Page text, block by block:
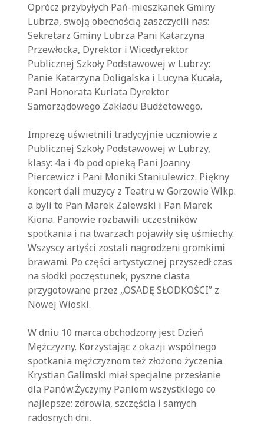
Oprócz przybyłych Pań-mieszkanek Gminy
Lubrza, swoją obecnością zaszczycili nas:
Sekretarz Gminy Lubrza Pani Katarzyna
Przewłocka, Dyrektor i Wicedyrektor
Publicznej Szkoły Podstawowej w Lubrzy:
Panie Katarzyna Doligalska i Lucyna Kucała,
Pani Honorata Kuriata Dyrektor
Samorządowego Zakładu Budżetowego.
Imprezę uświetnili tradycyjnie uczniowie z
Publicznej Szkoły Podstawowej w Lubrzy,
klasy: 4a i 4b pod opieką Pani Joanny
Piercewicz i Pani Moniki Staniulewicz. Piękny
koncert dali muzycy z Teatru w Gorzowie Wlkp.
a byli to Pan Marek Zalewski i Pan Marek
Kiona. Panowie rozbawili uczestników
spotkania i na twarzach pojawiły się uśmiechy.
Wszyscy artyści zostali nagrodzeni gromkimi
brawami. Po części artystycznej przyszedł czas
na słodki poczęstunek, pyszne ciasta
przygotowane przez „OSADĘ SŁODKOŚCI” z
Nowej Wioski.
W dniu 10 marca obchodzony jest Dzień
Mężczyzny. Korzystając z okazji wspólnego
spotkania mężczyznom też złożono życzenia.
Krystian Galimski miał specjalne przesłanie
dla Panów.Życzymy Paniom wszystkiego co
najlepsze: zdrowia, szczęścia i samych
radosnych dni.